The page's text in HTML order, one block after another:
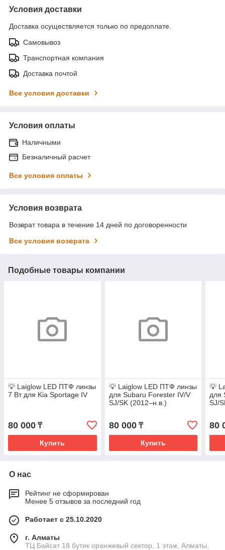
Условия доставки
Доставка осуществляется только по предоплате.
Самовывоз
Транспортная компания
Доставка почтой
Все условия доставки
Условия оплаты
Наличными
Безналичный расчет
Все условия оплаты
Условия возврата
Возврат товара в течение 14 дней по договоренности
Все условия возврата
Подобные товары компании
💡 Laiglow LED ПТФ линзы
7 Вт для Kia Sportage IV
80 000 ₸
Купить
💡 Laiglow LED ПТФ линзы
для Subaru Forester IV/V
SJ/SK (2012–н.в.)
80 000₸
Купить
💡
для
SJ/
80
О нас
Рейтинг не сформирован
Менее 5 отзывов за последний год
Работает с 25.10.2020
г. Алматы
ТЦ Байсат 18 бутик оранжевый сектор, 1 этаж, Алматы,